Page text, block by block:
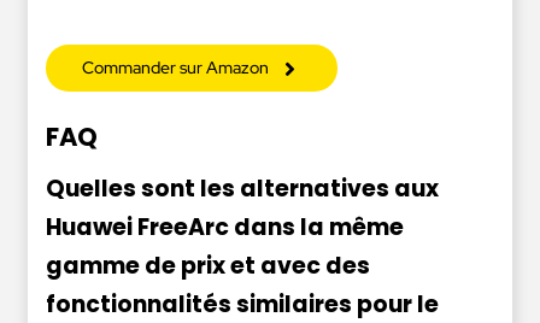
Commander sur Amazon
FAQ
Quelles sont les alternatives aux
Huawei FreeArc dans la même
gamme de prix et avec des
fonctionnalités similaires pour le